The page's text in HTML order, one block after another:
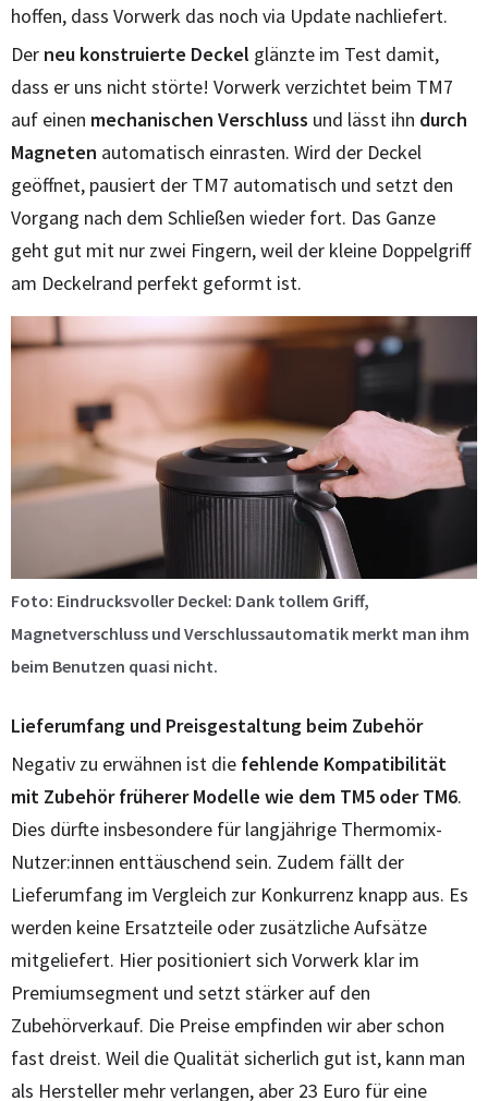
hoffen, dass Vorwerk das noch via Update nachliefert.
Der neu konstruierte Deckel glänzte im Test damit,
dass er uns nicht störte! Vorwerk verzichtet beim TM7
auf einen mechanischen Verschluss und lässt ihn durch
Magneten automatisch einrasten. Wird der Deckel
geöffnet, pausiert der TM7 automatisch und setzt den
Vorgang nach dem Schließen wieder fort. Das Ganze
geht gut mit nur zwei Fingern, weil der kleine Doppelgriff
am Deckelrand perfekt geformt ist.
Foto: Eindrucksvoller Deckel: Dank tollem Griff,
Magnetverschluss und Verschlussautomatik merkt man ihm
beim Benutzen quasi nicht.
Lieferumfang und Preisgestaltung beim Zubehör
Negativ zu erwähnen ist die fehlende Kompatibilität
mit Zubehör früherer Modelle wie dem TM5 oder TM6.
Dies dürfte insbesondere für langjährige Thermomix-
Nutzer:innen enttäuschend sein. Zudem fällt der
Lieferumfang im Vergleich zur Konkurrenz knapp aus. Es
werden keine Ersatzteile oder zusätzliche Aufsätze
mitgeliefert. Hier positioniert sich Vorwerk klar im
Premiumsegment und setzt stärker auf den
Zubehörverkauf. Die Preise empfinden wir aber schon
fast dreist. Weil die Qualität sicherlich gut ist, kann man
als Hersteller mehr verlangen, aber 23 Euro für eine